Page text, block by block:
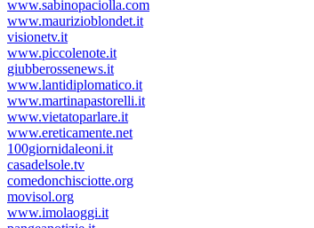
www.sabinopaciolla.com
www.maurizioblondet.it
visionetv.it
www.piccolenote.it
giubberossenews.it
www.lantidiplomatico.it
www.martinapastorelli.it
www.vietatoparlare.it
www.ereticamente.net
100giornidaleoni.it
casadelsole.tv
comedonchisciotte.org
movisol.org
www.imolaoggi.it